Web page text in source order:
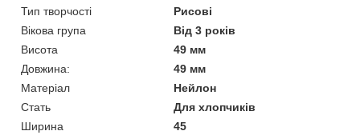
Тип творчості
Рисові
Вікова група
Від 3 років
Висота
49 мм
Довжина:
49 мм
Матеріал
Нейлон
Стать
Для хлопчиків
Ширина
45